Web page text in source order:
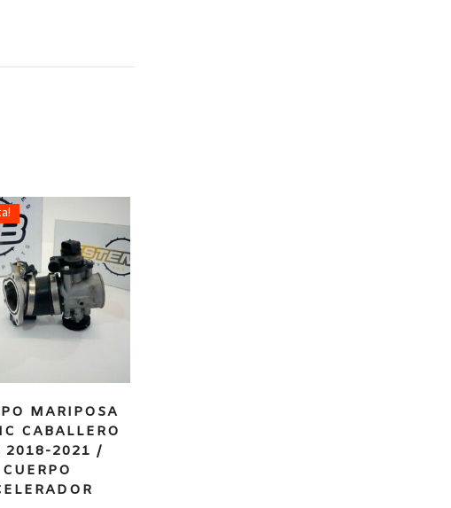
MARIPOSA
CABALLERO
2018-2021 /
CUERPO